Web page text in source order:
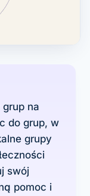
na
do grup, w
grupy
swój
pomoc i